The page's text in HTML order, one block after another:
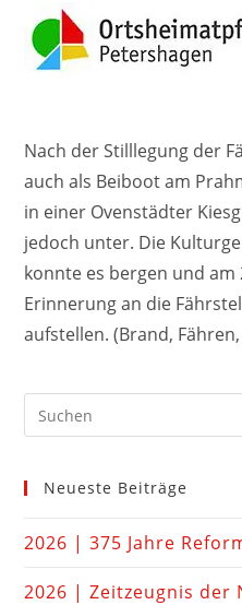
Nach der Stilllegung der
auch als Beiboot am
in einer Ovenstädter
jedoch unter. Die
konnte es bergen und am
Erinnerung an die
aufstellen. (Brand, Fähren,
Neueste Beiträge
2026 | 375 Jahre
2026 | Zeitzeugnis der